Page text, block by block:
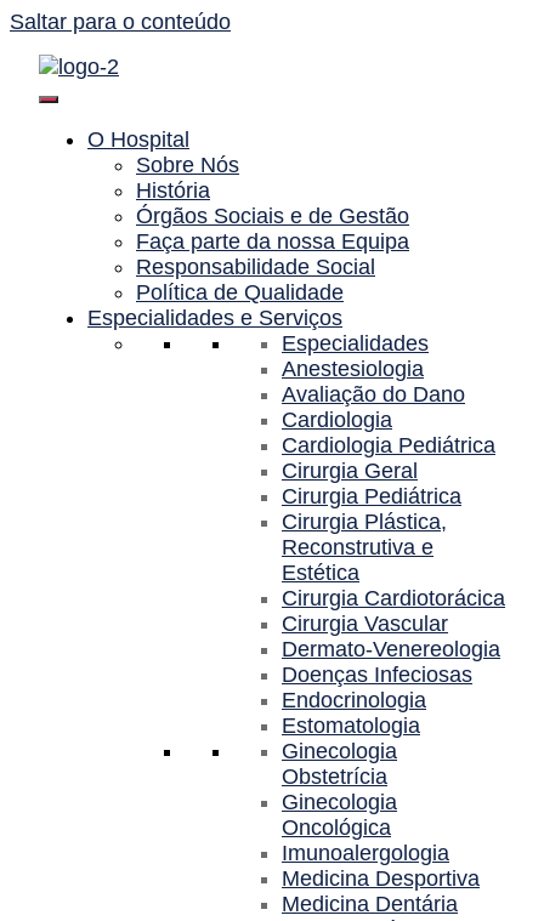
Saltar para o conteúdo
O Hospital
Sobre Nós
História
Órgãos Sociais e de Gestão
Faça parte da nossa Equipa
Responsabilidade Social
Política de Qualidade
Especialidades e Serviços
Especialidades
Anestesiologia
Avaliação do Dano
Cardiologia
Cardiologia Pediátrica
Cirurgia Geral
Cirurgia Pediátrica
Cirurgia Plástica,
Reconstrutiva e
Estética
Cirurgia Cardiotorácica
Cirurgia Vascular
Dermato-Venereologia
Doenças Infeciosas
Endocrinologia
Estomatologia
Ginecologia
Obstetrícia
Ginecologia
Oncológica
Imunoalergologia
Medicina Desportiva
Medicina Dentária